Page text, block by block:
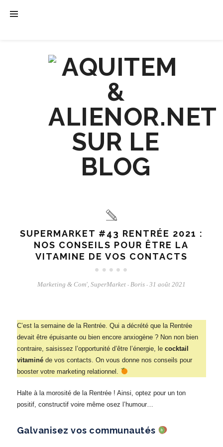
SUPERMARKET #43 RENTRÉE 2021 :
NOS CONSEILS POUR ÊTRE LA
VITAMINE DE VOS CONTACTS
Marketing & Com', SuperMarket - Boris - 31 août 2021
C’est la semaine de la Rentrée. Qui a décrété que la Rentrée
devait être épuisante ou bien encore anxiogène ? Non non bien
contraire, saisissez l’opportunité d’être l’énergie, le cocktail
vitaminéde vos contacts. On vous donne nos conseils pour
booster votre marketing relationnel.
Halte à la morosité de la Rentrée ! Ainsi, optez pour un ton
positif, constructif voire même osez l’humour…
Galvanisez vos communautés